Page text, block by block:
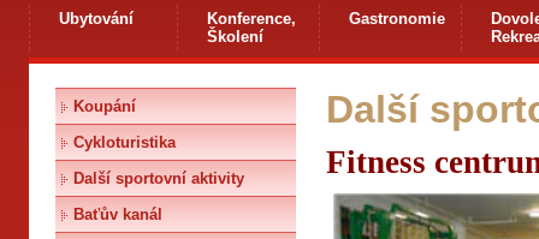
Ubytování
Konference,
Školení
Gastronomie
Koupání
Cykloturistika
Další sportovní aktivity
Baťův kanál
Další
Fitness